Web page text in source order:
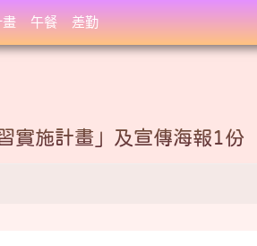
實施計畫」及宣傳海報1份
午餐 差勤